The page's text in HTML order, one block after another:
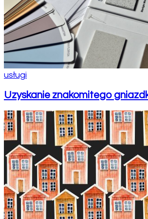
usługi
Uzyskanie znakomitego